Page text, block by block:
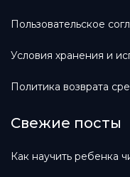
Пользовательское
Условия хранения и
Политика возврата
Свежие посты
Как научить ребенка